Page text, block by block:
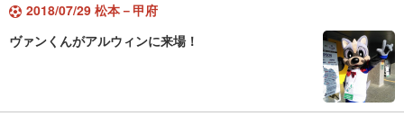
2018/07/29 松本－甲府
ヴァンくんがアルウィンに来場！